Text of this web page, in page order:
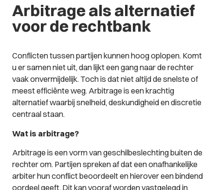
Arbitrage als alternatief
voor de rechtbank
Conflicten tussen partijen kunnen hoog oplopen. Komt
u er samen niet uit, dan lijkt een gang naar de rechter
vaak onvermijdelijk. Toch is dat niet altijd de snelste of
meest efficiënte weg. Arbitrage is een krachtig
alternatief waarbij snelheid, deskundigheid en discretie
centraal staan.
Wat is arbitrage?
Arbitrage is een vorm van geschilbeslechting buiten de
rechter om. Partijen spreken af dat een onafhankelijke
arbiter hun conflict beoordeelt en hierover een bindend
oordeel geeft. Dit kan vooraf worden vastgelegd in